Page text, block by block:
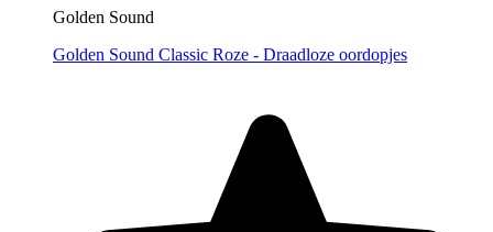
Golden Sound
Golden Sound Classic Roze - Draadloze oordopjes